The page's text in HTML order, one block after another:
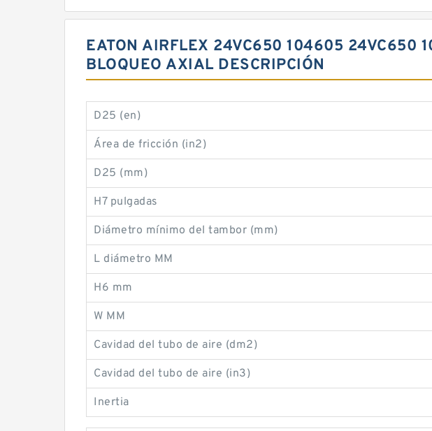
EATON AIRFLEX 24VC650 104605 24VC650
BLOQUEO AXIAL DESCRIPCIÓN
D25 (en)
Área de fricción (in2)
D25 (mm)
H7 pulgadas
Diámetro mínimo del tambor (mm)
L diámetro MM
H6 mm
W MM
Cavidad del tubo de aire (dm2)
Cavidad del tubo de aire (in3)
Inertia